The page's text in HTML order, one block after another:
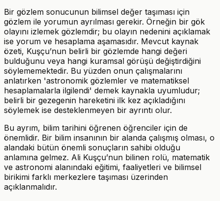
Bir gözlem sonucunun bilimsel değer taşıması için
gözlem ile yorumun ayrılması gerekir. Örneğin bir gök
olayını izlemek gözlemdir; bu olayın nedenini açıklamak
ise yorum ve hesaplama aşamasıdır. Mevcut kaynak
özeti, Kuşçu’nun belirli bir gözlemde hangi değeri
bulduğunu veya hangi kuramsal görüşü değiştirdiğini
söylememektedir. Bu yüzden onun çalışmalarını
anlatırken 'astronomik gözlemler ve matematiksel
hesaplamalarla ilgilendi' demek kaynakla uyumludur;
belirli bir gezegenin hareketini ilk kez açıkladığını
söylemek ise desteklenmeyen bir ayrıntı olur.
Bu ayrım, bilim tarihini öğrenen öğrenciler için de
önemlidir. Bir bilim insanının bir alanda çalışmış olması, o
alandaki bütün önemli sonuçların sahibi olduğu
anlamına gelmez. Ali Kuşçu’nun bilinen rolü, matematik
ve astronomi alanındaki eğitimi, faaliyetleri ve bilimsel
birikimi farklı merkezlere taşıması üzerinden
açıklanmalıdır.